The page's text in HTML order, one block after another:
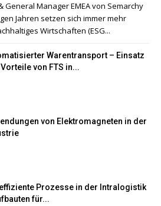
General Manager EMEA von Semarchy
Jahren setzen sich immer mehr
Wirtschaften (ESG...
Warentransport – Einsatz
von FTS in...
von Elektromagneten in der
Prozesse in der Intralogistik
für...